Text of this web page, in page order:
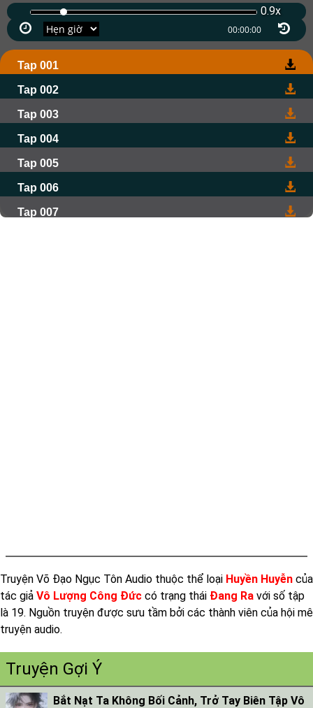
0.9x
Tap 001
Tap 002
Tap 003
Tap 004
Tap 005
Tap 006
Tap 007
Truyện Võ Đạo Ngục Tôn Audio thuộc thể loại Huyền Huyễn của
tác giả Vô Lượng Công Đức có trạng thái Đang Ra với số tập
là 19. Nguồn truyện được sưu tầm bởi các thành viên của hội mê
truyện audio.
Truyện Gợi Ý
Bắt Nạt Ta Không Bối Cảnh, Trở Tay Biên Tập Vô